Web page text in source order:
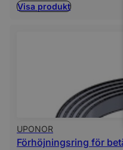
Visa produkt
UPONOR
Förhöjningsring för